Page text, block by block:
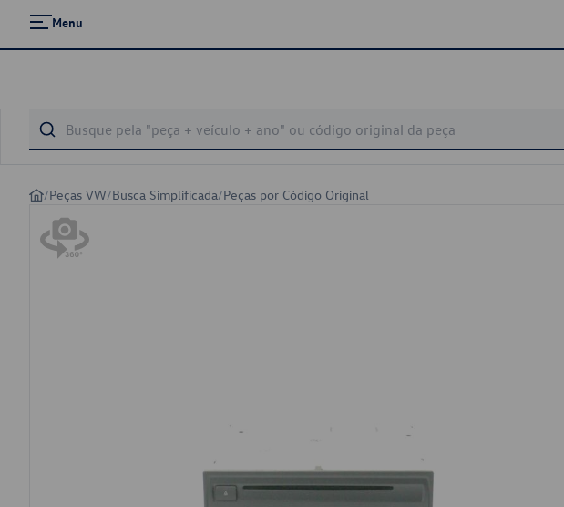
Menu
/Peças VW/Busca Simplificada/Peças por Código Original